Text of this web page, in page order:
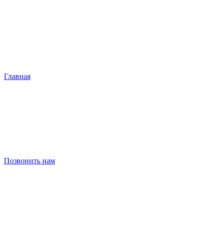
Главная
Позвонить нам